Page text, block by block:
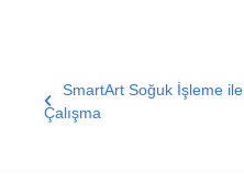
SmartArt Soğuk İşleme ile
Çalışma